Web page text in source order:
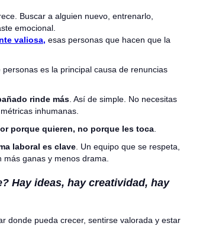
Buscar a alguien nuevo, entrenarlo,
emocional.
valiosa, esas personas que hacen que la
es la principal causa de renuncias
rinde más . Así de simple. No necesitas
inhumanas.
porque quieren, no porque les toca
laboral es clave . Un equipo que se respeta,
ganas y menos drama.
Hay ideas, hay creatividad, hay
donde pueda crecer, sentirse valorada y estar